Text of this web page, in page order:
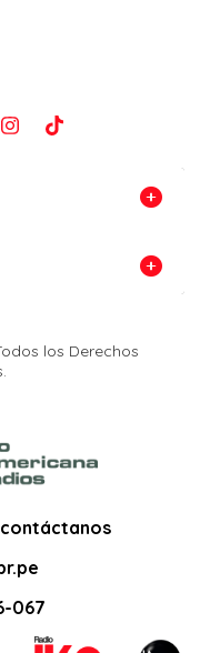
los Derechos
contáctanos
067